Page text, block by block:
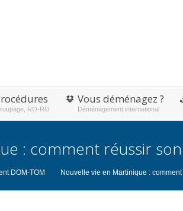
RO-RO
Vous déménagez ?
Déménagement international
: comment réussir
DOM-TOM Nouvelle vie en Martinique :